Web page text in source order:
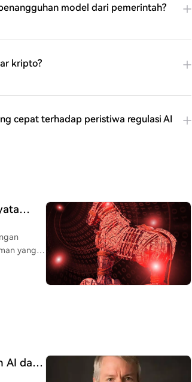
model dari pemerintah?
kripto?
cepat terhadap peristiwa regulasi AI
yang
untuk
yang
AI dan